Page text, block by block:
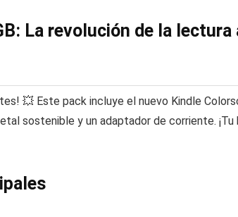
La revolución de la
💥 Este pack incluye el nuevo Kindle
sostenible y un adaptador de corriente.